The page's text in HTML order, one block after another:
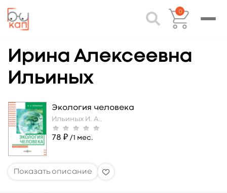
0
Ирина Алексеевна
Ильиных
Экология человека
Ильиных И. А.,
78 ₽ /1 мес.